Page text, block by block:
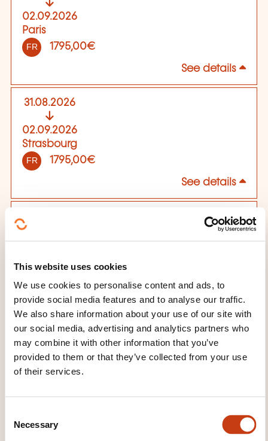
This website uses cookies
We use cookies to personalise content and ads, to
provide social media features and to analyse our traffic.
We also share information about your use of our site with
our social media, advertising and analytics partners who
may combine it with other information that you’ve
provided to them or that they’ve collected from your use
of their services.
Necessary
02.09.2026
Paris
FR 1795,00€
See details
31.08.2026
02.09.2026
Strasbourg
FR 1795,00€
See details
See details
14.09.2026
16.09.2026
Luxembourg